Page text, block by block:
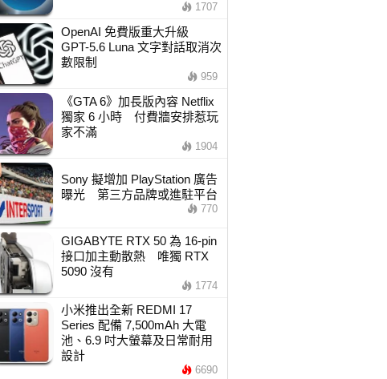
1707
OpenAI 免費版重大升級
GPT-5.6 Luna 文字對話取消次
數限制
959
《GTA 6》加長版內容 Netflix
獨家 6 小時 付費牆安排惹玩
家不滿
1904
Sony 擬增加 PlayStation 廣告
曝光 第三方品牌或進駐平台
770
GIGABYTE RTX 50 為 16-pin
接口加主動散熱 唯獨 RTX
5090 沒有
1774
小米推出全新 REDMI 17
Series 配備 7,500mAh 大電
池、6.9 吋大螢幕及日常耐用
設計
6690